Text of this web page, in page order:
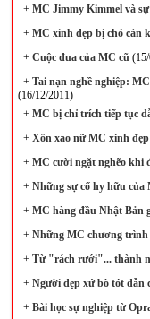
+MC Jimmy Kimmel và
+MC xinh đẹp bị chó cắn
+Cuộc đua của MC cũ(15/
+Tai nạn nghề nghiệp:
(16/12/2011)
+MC bị chỉ trích tiếp tục
+Xôn xao nữ MC xinh đẹp
+MC cười ngặt nghẽo khi
+Những sự cố hy hữu của
+MC hàng đầu Nhật Bản
+Những MC chương trình
+Từ "rách rưới"... thành
+Người đẹp xứ bò tót dẫn
+Bài học sự nghiệp từ